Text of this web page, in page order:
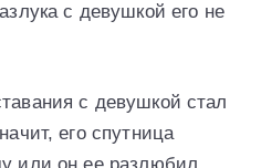
с девушкой его не
с девушкой стал
его спутница